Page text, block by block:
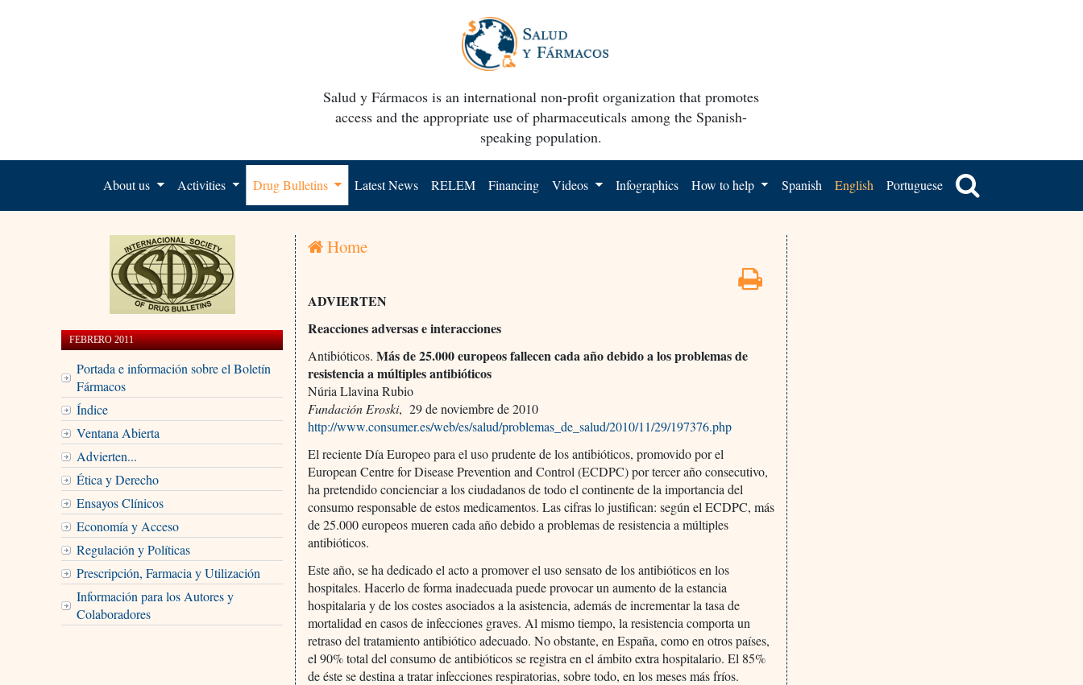
Salud y Fármacos is an international non-profit organization that promotes
access and the appropriate use of pharmaceuticals among the Spanish-
speaking population.
About us Activities Drug Bulletins Latest News RELEM Financing Videos Infographics How to help Spanish English Portuguese
FEBRERO 2011
Portada e información sobre el Boletín
Fármacos
Índice
Ventana Abierta
Advierten...
Ética y Derecho
Ensayos Clínicos
Economía y Acceso
Regulación y Políticas
Prescripción, Farmacia y Utilización
Información para los Autores y
Colaboradores
Home
ADVIERTEN
Reacciones adversas e interacciones
Antibióticos.Más de 25.000 europeos fallecen cada año debido a los problemas de
resistencia a múltiples antibióticos
Núria Llavina Rubio
Fundación Eroski, 29 de noviembre de 2010
http://www.consumer.es/web/es/salud/problemas_de_salud/2010/11/29/197376.php
El reciente Día Europeo para el uso prudente de los antibióticos, promovido por el
European Centre for Disease Prevention and Control (ECDPC) por tercer año consecutivo,
ha pretendido concienciar a los ciudadanos de todo el continente de la importancia del
consumo responsable de estos medicamentos. Las cifras lo justifican: según el ECDPC, más
de 25.000 europeos mueren cada año debido a problemas de resistencia a múltiples
antibióticos.
Este año, se ha dedicado el acto a promover el uso sensato de los antibióticos en los
hospitales. Hacerlo de forma inadecuada puede provocar un aumento de la estancia
hospitalaria y de los costes asociados a la asistencia, además de incrementar la tasa de
mortalidad en casos de infecciones graves. Al mismo tiempo, la resistencia comporta un
retraso del tratamiento antibiótico adecuado. No obstante, en España, como en otros países,
el 90% total del consumo de antibióticos se registra en el ámbito extra hospitalario. El 85%
de éste se destina a tratar infecciones respiratorias, sobre todo, en los meses más fríos.